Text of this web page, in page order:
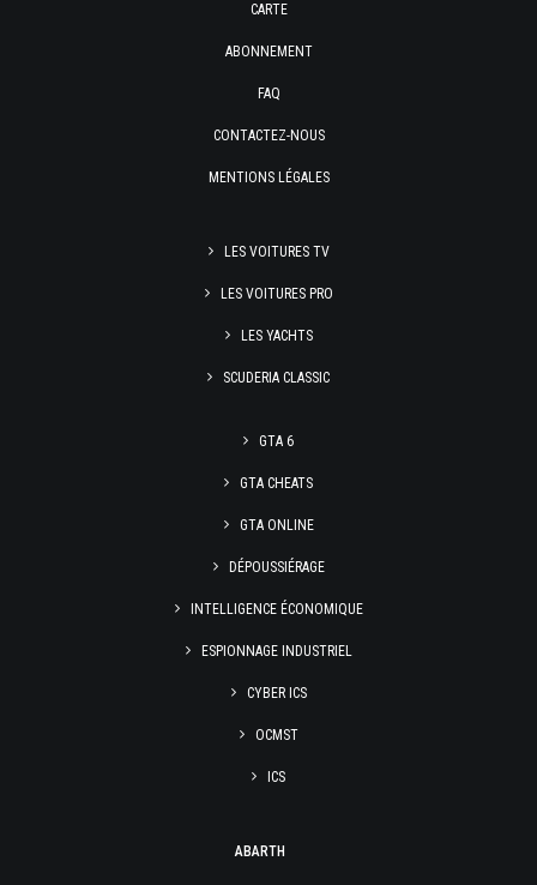
CARTE
ABONNEMENT
FAQ
CONTACTEZ-NOUS
MENTIONS LÉGALES
LES VOITURES TV
LES VOITURES PRO
LES YACHTS
SCUDERIA CLASSIC
GTA 6
GTA CHEATS
GTA ONLINE
DÉPOUSSIÉRAGE
INTELLIGENCE ÉCONOMIQUE
ESPIONNAGE INDUSTRIEL
CYBER ICS
OCMST
ICS
ABARTH